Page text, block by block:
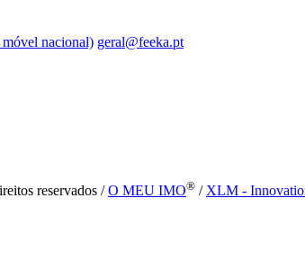
móvel nacional) geral@feeka.pt
reservados /O MEU IMO® / XLM -